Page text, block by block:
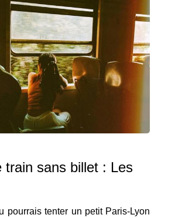
train sans billet : Les
pourrais tenter un petit Paris-Lyon